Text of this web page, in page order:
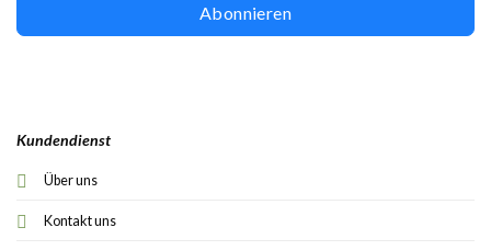
Kundendienst
Über uns
Kontakt uns
Abonnieren